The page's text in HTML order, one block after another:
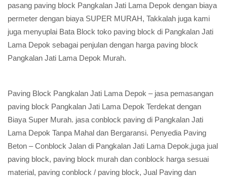
pasang paving block Pangkalan Jati Lama Depok dengan biaya
permeter dengan biaya SUPER MURAH, Takkalah juga kami
juga menyuplai Bata Block toko paving block di Pangkalan Jati
Lama Depok sebagai penjulan dengan harga paving block
Pangkalan Jati Lama Depok Murah.
Paving Block Pangkalan Jati Lama Depok – jasa pemasangan
paving block Pangkalan Jati Lama Depok Terdekat dengan
Biaya Super Murah. jasa conblock paving di Pangkalan Jati
Lama Depok Tanpa Mahal dan Bergaransi. Penyedia Paving
Beton – Conblock Jalan di Pangkalan Jati Lama Depok,juga jual
paving block, paving block murah dan conblock harga sesuai
material, paving conblock / paving block, Jual Paving dan